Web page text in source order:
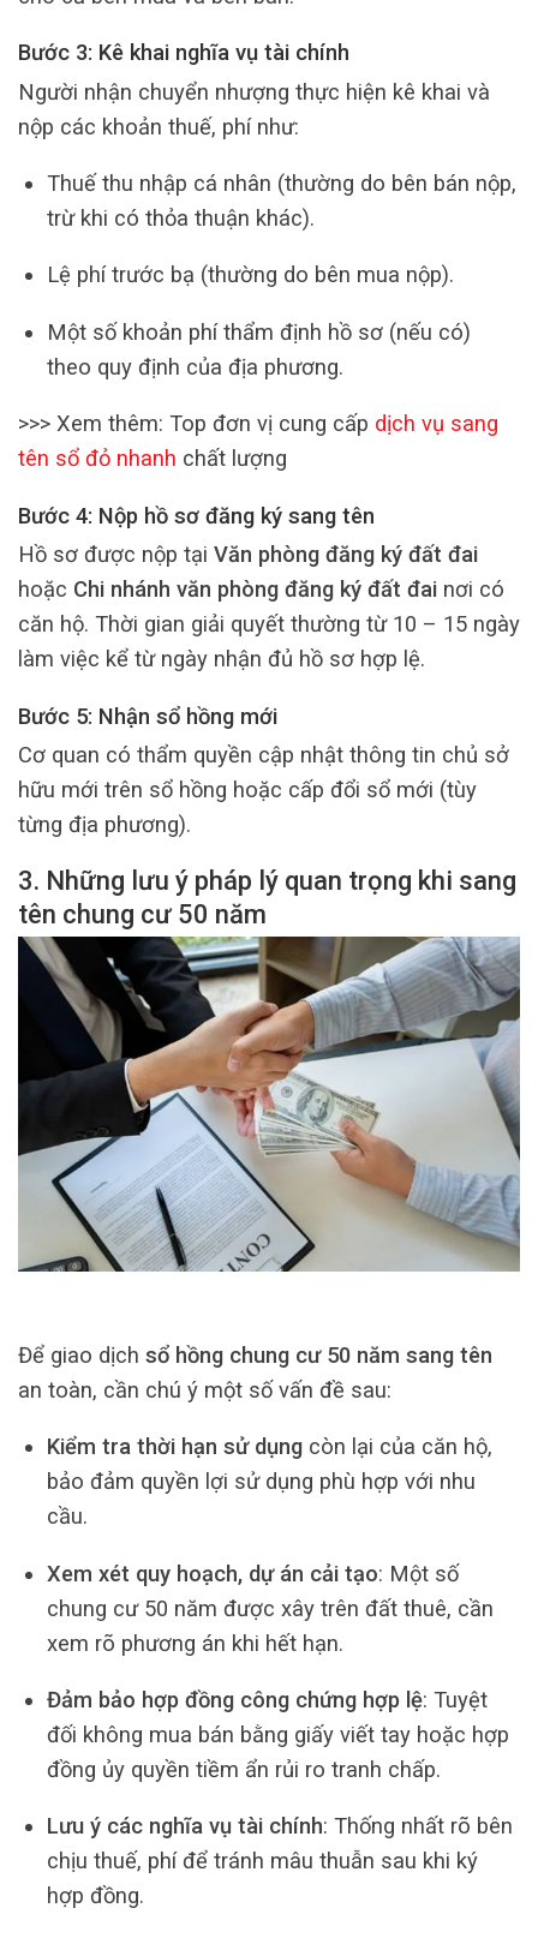
Bước 3: Kê khai nghĩa vụ tài chính
Người nhận chuyển nhượng thực hiện kê khai và
nộp các khoản thuế, phí như:
Thuế thu nhập cá nhân (thường do bên bán nộp,
trừ khi có thỏa thuận khác).
Lệ phí trước bạ (thường do bên mua nộp).
Một số khoản phí thẩm định hồ sơ (nếu có)
theo quy định của địa phương.
>>> Xem thêm: Top đơn vị cung cấp dịch vụ sang
tên sổ đỏ nhanh chất lượng
Bước 4: Nộp hồ sơ đăng ký sang tên
Hồ sơ được nộp tại Văn phòng đăng ký đất đai
hoặc Chi nhánh văn phòng đăng ký đất đai nơi có
căn hộ. Thời gian giải quyết thường từ 10 – 15 ngày
làm việc kể từ ngày nhận đủ hồ sơ hợp lệ.
Bước 5: Nhận sổ hồng mới
Cơ quan có thẩm quyền cập nhật thông tin chủ sở
hữu mới trên sổ hồng hoặc cấp đổi sổ mới (tùy
từng địa phương).
3. Những lưu ý pháp lý quan trọng khi sang
tên chung cư 50 năm
Để giao dịch sổ hồng chung cư 50 năm sang tên
an toàn, cần chú ý một số vấn đề sau:
Kiểm tra thời hạn sử dụngcòn lại của căn hộ,
bảo đảm quyền lợi sử dụng phù hợp với nhu
cầu.
Xem xét quy hoạch, dự án cải tạo: Một số
chung cư 50 năm được xây trên đất thuê, cần
xem rõ phương án khi hết hạn.
Đảm bảo hợp đồng công chứng hợp lệ: Tuyệt
đối không mua bán bằng giấy viết tay hoặc hợp
đồng ủy quyền tiềm ẩn rủi ro tranh chấp.
Lưu ý các nghĩa vụ tài chính: Thống nhất rõ bên
chịu thuế, phí để tránh mâu thuẫn sau khi ký
hợp đồng.